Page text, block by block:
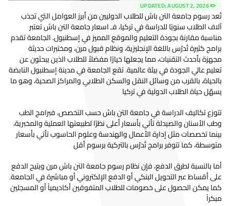
✏️ UPDATED:
AUGUST 2, 2026
تُعد رسوم جامعة التن باش للطلاب الدوليين من أبرز العوامل التي تجذب
آلاف الطلاب سنويًا للدراسة في تركيا، فـ اسعار جامعة التن باش تعتبر
مناسبة مقارنة بجودة التعليم والموقع المميز في إسطنبول. الجامعة تقدم
برامج كثيرة تُدرّس باللغة الإنجليزية، ونظام قبول مرن، ومختبرات حديثة
مجهزة بأحدث التقنيات، مما يجعلها خيارًا مفضلاً للطلاب الذين يبحثون عن
تعليم عالي الجودة في بيئة عالمية. تقع الجامعة في مدينة إسطنبول النابضة
بالحياة، بالقرب من وسائل النقل والسكن الطلابي والمراكز الصحية، وهو ما
يسهّل حياة الطلاب الدولية في تركيا
تتوزع تكاليف الدراسة في جامعة التن باش حسب التخصص، فبرامج الطب
وطب الأسنان والصيدلة تأتي بأسعار أعلى نظرًا لطبيعتها العملية والمخبرية،
بينما تخصصات مثل إدارة الأعمال والهندسة وعلوم الحاسوب تأتي بأسعار
متوسطة، كما تتوفر برامج تُدرّس بالتركية برسوم أقل
أما بالنسبة لطرق الدفع، فإن نظام رسوم جامعة التن باش مرن ويتيح الدفع
على أقساط عبر التحويل البنكي أو الدفع الإلكتروني أو مباشرة في الجامعة.
كما يمكن الحصول على خصومات للطلاب المتفوقين أكاديمياً أو المسجلين
مبكراً